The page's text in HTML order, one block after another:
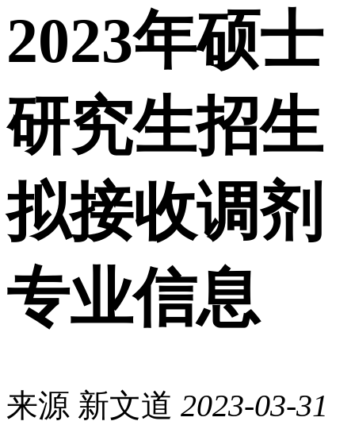
2023年硕士
研究生招生
拟接收调剂
专业信息
来源 新文道 2023-03-31